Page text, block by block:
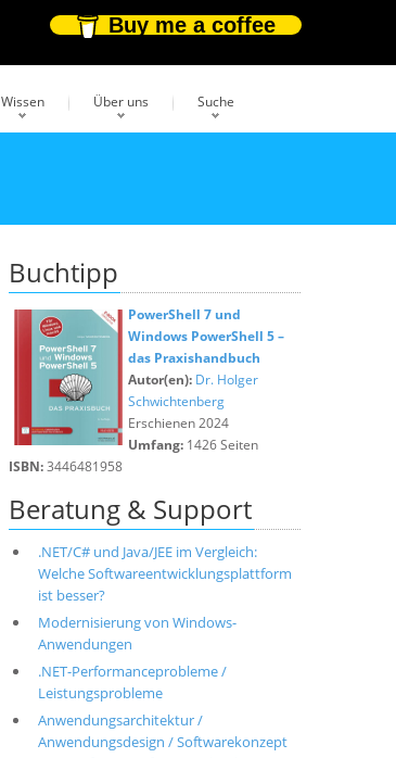
Buy me a coffee
Wissen Über uns Suche
Buchtipp
PowerShell 7 und
Windows PowerShell 5 –
das Praxishandbuch
Autor(en): Dr. Holger
Schwichtenberg
Erschienen 2024
Umfang: 1426 Seiten
ISBN:3446481958
Beratung & Support
.NET/C# und Java/JEE im Vergleich:
Welche Softwareentwicklungsplattform
ist besser?
Modernisierung von Windows-
Anwendungen
.NET-Performanceprobleme /
Leistungsprobleme
Anwendungsarchitektur /
Anwendungsdesign / Softwarekonzept